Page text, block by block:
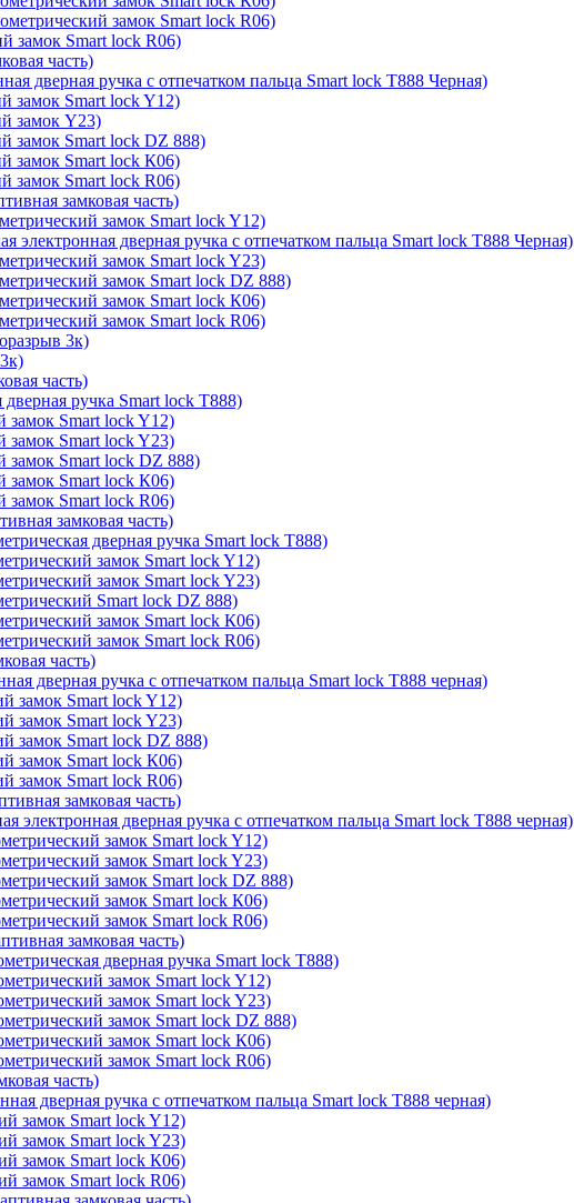
замок Smart lock R06)
замок Smart lock R06)
часть)
дверная ручка с отпечатком пальца Smart lock T888 Черная)
замок Smart lock Y12)
замок Y23)
замок Smart lock DZ 888)
замок Smart lock К06)
замок Smart lock R06)
замковая часть)
замок Smart lock Y12)
электронная дверная ручка с отпечатком пальца Smart lock T888 Черная)
замок Smart lock Y23)
замок Smart lock DZ 888)
замок Smart lock К06)
замок Smart lock R06)
3к)
часть)
ручка Smart lock T888)
замок Smart lock Y12)
замок Smart lock Y23)
замок Smart lock DZ 888)
замок Smart lock К06)
замок Smart lock R06)
замковая часть)
дверная ручка Smart lock T888)
замок Smart lock Y12)
замок Smart lock Y23)
Smart lock DZ 888)
замок Smart lock К06)
замок Smart lock R06)
часть)
дверная ручка с отпечатком пальца Smart lock T888 черная)
замок Smart lock Y12)
замок Smart lock Y23)
замок Smart lock DZ 888)
замок Smart lock К06)
замок Smart lock R06)
замковая часть)
электронная дверная ручка с отпечатком пальца Smart lock T888 черная)
замок Smart lock Y12)
замок Smart lock Y23)
замок Smart lock DZ 888)
замок Smart lock К06)
замок Smart lock R06)
замковая часть)
дверная ручка Smart lock T888)
замок Smart lock Y12)
замок Smart lock Y23)
замок Smart lock DZ 888)
замок Smart lock К06)
замок Smart lock R06)
часть)
дверная ручка с отпечатком пальца Smart lock T888 черная)
замок Smart lock Y12)
замок Smart lock Y23)
замок Smart lock К06)
замок Smart lock R06)